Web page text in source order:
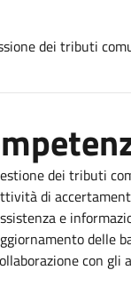
dei tributi
dei tributi
di
e
delle
con gli